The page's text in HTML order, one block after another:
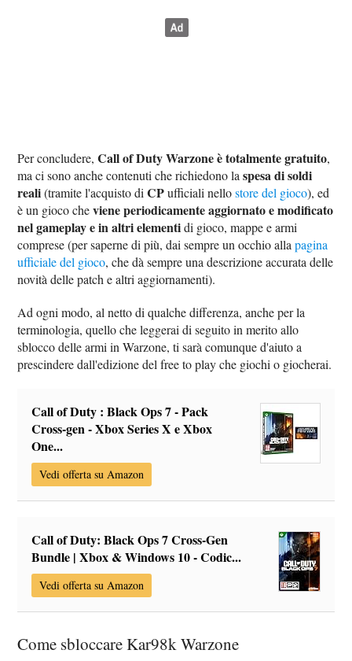
Per concludere,Call of Duty Warzone è totalmente gratuito,
ma ci sono anche contenuti che richiedono laspesa di soldi
reali(tramite l'acquisto diCPufficiali nellostore del gioco), ed
è un gioco cheviene periodicamente aggiornato e modificato
nel gameplay e in altri elementidi gioco, mappe e armi
comprese (per saperne di più, dai sempre un occhio allapagina
ufficiale del gioco, che dà sempre una descrizione accurata delle
novità delle patch e altri aggiornamenti).
Ad ogni modo, al netto di qualche differenza, anche per la
terminologia, quello che leggerai di seguito in merito allo
sblocco delle armi in Warzone, ti sarà comunque d'aiuto a
prescindere dall'edizione del free to play che giochi o giocherai.
Call of Duty : Black Ops 7 - Pack
Cross-gen - Xbox Series X e Xbox
One...
Vedi offerta su Amazon
Call of Duty: Black Ops 7 Cross-Gen
Bundle | Xbox & Windows 10 - Codic...
Vedi offerta su Amazon
Come sbloccare Kar98k Warzone